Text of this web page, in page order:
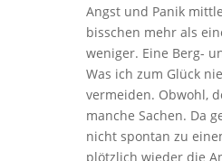
Angst und Panik
bisschen mehr als
weniger. Eine Berg-
Was ich zum Glück
vermeiden. Obwohl,
manche Sachen. Da
nicht spontan zu
plötzlich wieder die